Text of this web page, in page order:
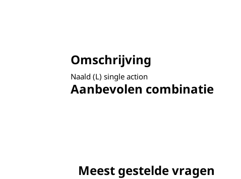
Omschrijving
Naald (L) single action
Aanbevolen combinatie
Meest gestelde vragen